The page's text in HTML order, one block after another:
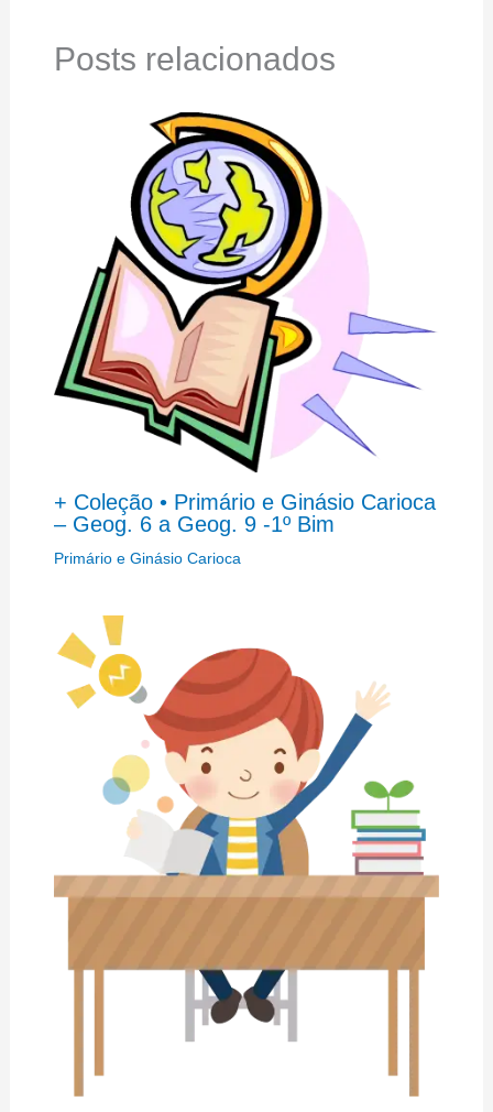
Posts relacionados
+ Coleção • Primário e Ginásio Carioca
– Geog. 6 a Geog. 9 -1º Bim
Primário e Ginásio Carioca